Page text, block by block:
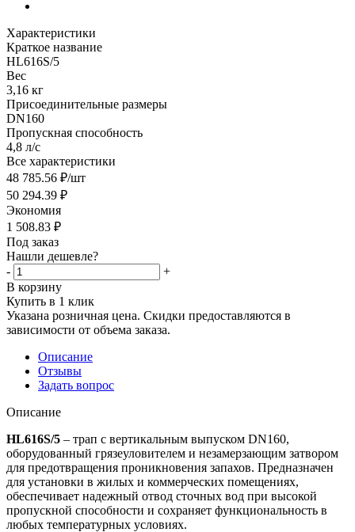
Характеристики
Краткое название
HL616S/5
Вес
3,16 кг
Присоединительные размеры
DN160
Пропускная способность
4,8 л/с
Все характеристики
48 785.56 ₽/шт
50 294.39 ₽
Экономия
1 508.83 ₽
Под заказ
Нашли дешевле?
-
+
В корзину
Купить в 1 клик
Указана розничная цена. Скидки предоставляются в
зависимости от объема заказа.
Описание
Отзывы
Задать вопрос
Описание
HL616S/5 – трап с вертикальным выпуском DN160,
оборудованный грязеуловителем и незамерзающим затвором
для предотвращения проникновения запахов. Предназначен
для установки в жилых и коммерческих помещениях,
обеспечивает надежный отвод сточных вод при высокой
пропускной способности и сохраняет функциональность в
любых температурных условиях.